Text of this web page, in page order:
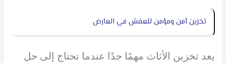
تخزين آمن ومؤمن للعفش في العارض
يعد تخزين الأثاث مهمًا جدًا عندما تحتاج إلى حل